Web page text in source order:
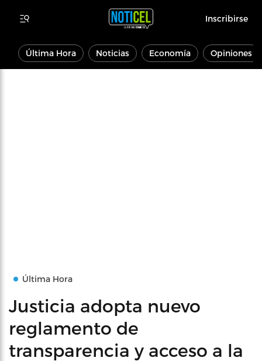
Inscribirse
Última Hora Noticias Economía Opiniones
Última Hora
Justicia adopta nuevo
reglamento de
transparencia y acceso a la